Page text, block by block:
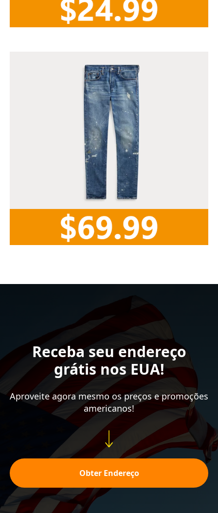
Receba seu endereço
grátis nos EUA!
Aproveite agora mesmo os preços e promoções
americanos!
Obter Endereço